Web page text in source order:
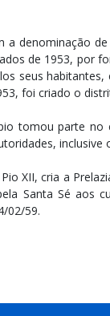
a denominação
de 1953, por
seus
foi criado o
tomou parte no
inclusive
XII, cria a
Santa Sé aos
02/59.